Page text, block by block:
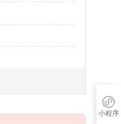
小程序